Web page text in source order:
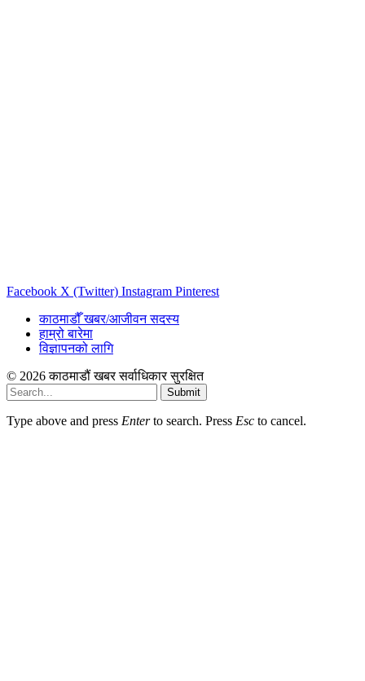
Facebook X (Twitter) Instagram Pinterest
काठमाडौँ खबर/आजीवन सदस्य
हाम्रो बारेमा
विज्ञापनको लागि
© 2026 काठमाडौं खबर सर्वाधिकार सुरक्षित
Submit
Type above and press Enterto search. Press Esc to cancel.